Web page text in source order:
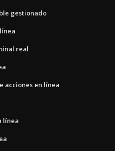
gestionado
real
acciones en línea
línea